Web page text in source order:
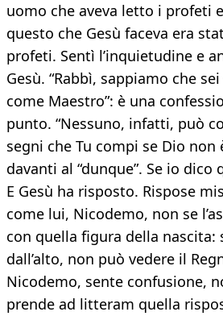
uomo che aveva letto i profeti
questo che Gesù faceva era
profeti. Sentì l’inquietudine e
Gesù. “Rabbì, sappiamo che
come Maestro”: è una
punto. “Nessuno, infatti, può
segni che Tu compi se Dio non
davanti al “dunque”. Se io
E Gesù ha risposto. Rispose
come lui, Nicodemo, non se
con quella figura della nascita:
dall’alto, non può vedere il
Nicodemo, sente confusione,
prende ad litteram quella